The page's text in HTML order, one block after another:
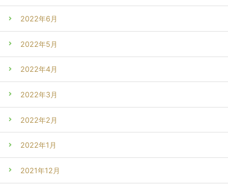
2022年6月
2022年5月
2022年4月
2022年3月
2022年2月
2022年1月
2021年12月